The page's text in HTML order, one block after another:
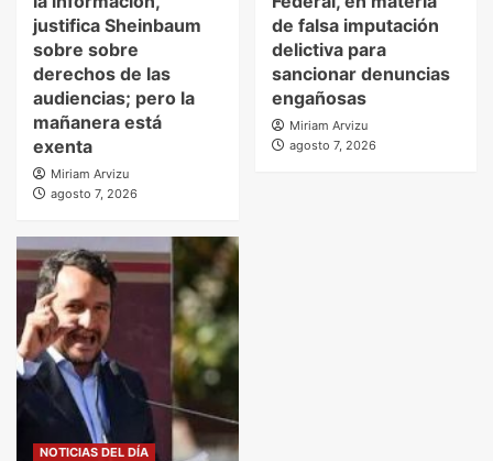
justifica Sheinbaum
sobre sobre
derechos de las
audiencias; pero la
mañanera está
exenta
Miriam Arvizu
agosto 7, 2026
de falsa imputación
delictiva para
sancionar denuncias
engañosas
Miriam Arvizu
agosto 7, 2026
NOTICIAS DEL DÍA